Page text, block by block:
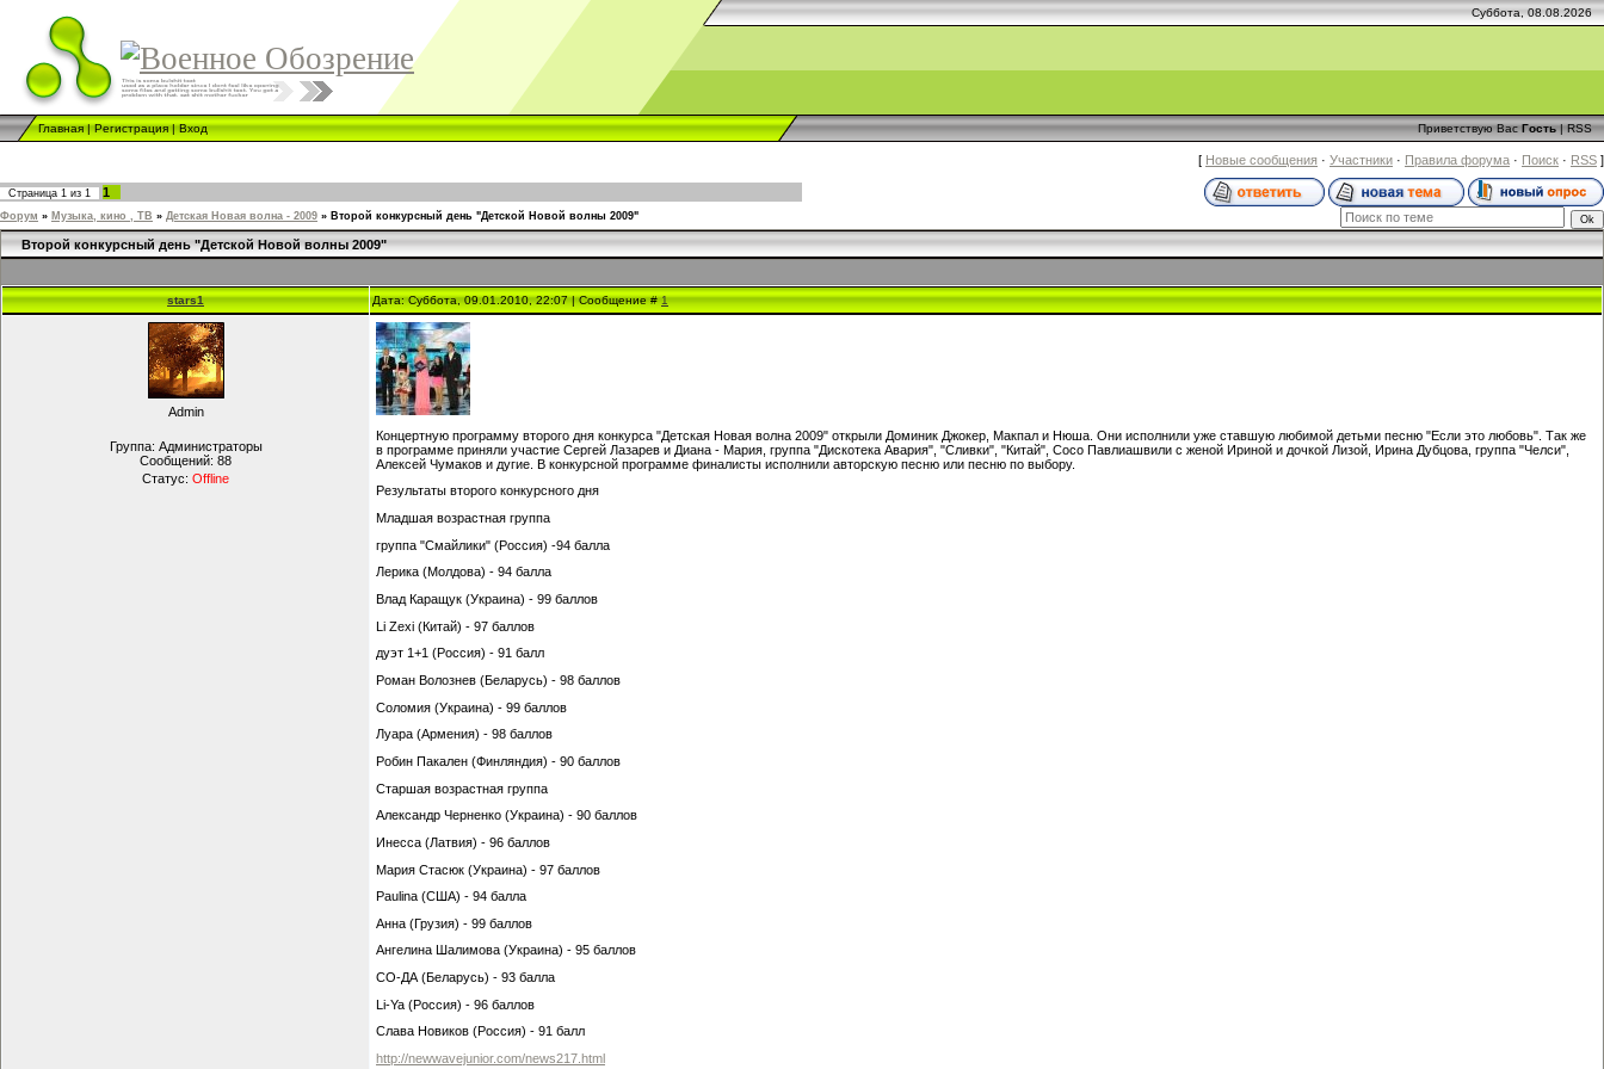
Суббота, 08.08.2026
Главная|Регистрация|Вход Приветствую Вас Гость|RSS
[ Новые сообщения · Участники · Правила форума · Поиск · RSS ]
Страница 1 из 1 1
Форум » Музыка, кино , ТВ » Детская Новая волна - 2009 » Второй конкурсный день "Детской Новой волны 2009"
Второй конкурсный день "Детской Новой волны 2009"
stars1 Дата: Суббота, 09.01.2010, 22:07 | Сообщение #1
Admin
Группа: Администраторы
Сообщений: 88
Статус: Offline
Концертную программу второго дня конкурса "Детская Новая волна 2009" открыли Доминик Джокер, Макпал и Нюша. Они исполнили уже ставшую любимой детьми песню "Если это любовь". Так же
в программе приняли участие Сергей Лазарев и Диана - Мария, группа "Дискотека Авария", "Сливки", "Китай", Сосо Павлиашвили с женой Ириной и дочкой Лизой, Ирина Дубцова, группа "Челси",
Алексей Чумаков и дугие. В конкурсной программе финалисты исполнили авторскую песню или песню по выбору.
Результаты второго конкурсного дня
Младшая возрастная группа
группа "Смайлики" (Россия) -94 балла
Лерика (Молдова) - 94 балла
Влад Каращук (Украина) - 99 баллов
Li Zexi (Китай) - 97 баллов
дуэт 1+1 (Россия) - 91 балл
Роман Волознев (Беларусь) - 98 баллов
Соломия (Украина) - 99 баллов
Луара (Армения) - 98 баллов
Робин Пакален (Финляндия) - 90 баллов
Старшая возрастная группа
Александр Черненко (Украина) - 90 баллов
Инесса (Латвия) - 96 баллов
Мария Стасюк (Украина) - 97 баллов
Paulina (США) - 94 балла
Анна (Грузия) - 99 баллов
Ангелина Шалимова (Украина) - 95 баллов
СО-ДА (Беларусь) - 93 балла
Li-Ya (Россия) - 96 баллов
Слава Новиков (Россия) - 91 балл
http://newwavejunior.com/news217.html